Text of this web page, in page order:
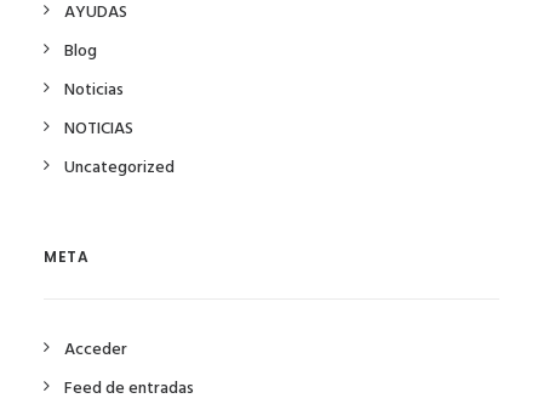
AYUDAS
Blog
Noticias
NOTICIAS
Uncategorized
META
Acceder
Feed de entradas